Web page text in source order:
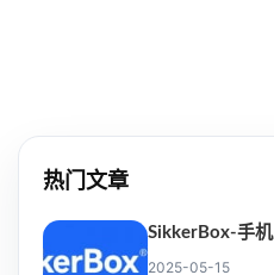
热门文章
SikkerBox-手
2025-05-15